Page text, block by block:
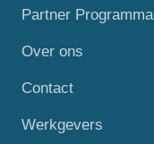
Partner Programma
Over ons
Contact
Werkgevers